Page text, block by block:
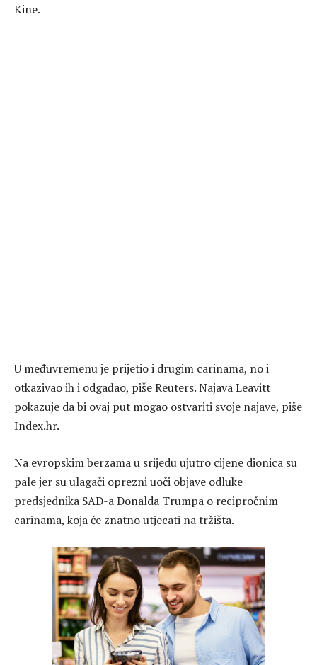
Kine.
U međuvremenu je prijetio i drugim carinama, no i
otkazivao ih i odgađao, piše Reuters. Najava Leavitt
pokazuje da bi ovaj put mogao ostvariti svoje najave, piše
Index.hr.
Na evropskim berzama u srijedu ujutro cijene dionica su
pale jer su ulagači oprezni uoči objave odluke
predsjednika SAD-a Donalda Trumpa o recipročnim
carinama, koja će znatno utjecati na tržišta.